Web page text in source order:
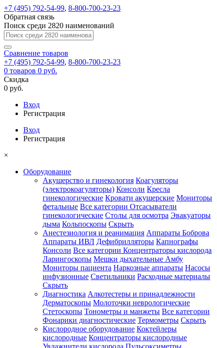
+7 (495) 792-54-99, 8-800-700-23-23
Обратная связь
Поиск среди 2820 наименований
Сравнение товаров
+7 (495) 792-54-99, 8-800-700-23-23
0 товаров 0 руб.
Скидка
0 руб.
Вход
Регистрация
Вход
Регистрация
×
Оборудование
Акушерство и гинекология Коагуляторы
(электрокоагуляторы) Консоли Кресла
гинекологические Кровати акушерские Мониторы
фетальные Все категории Отсасыватели
гинекологические Столы для осмотра Эвакуаторы
дыма Кольпоскопы Скрыть
Анестезиология и реанимация Аппараты Боброва
Аппараты ИВЛ Дефибрилляторы Капнографы
Консоли Все категории Концентраторы кислорода
Ларингоскопы Мешки дыхательные Амбу
Мониторы пациента Наркозные аппараты Насосы
инфузионные Светильники Расходные материалы
Скрыть
Диагностика Алкотестеры и принадлежности
Дерматоскопы Молоточки неврологические
Стетоскопы Тонометры и манжеты Все категории
Фонарики диагностические Термометры Скрыть
Кислородное оборудование Коктейлеры
кислородные Концентраторы кислородные
Увлажнители кислорода Пульсоксиметры